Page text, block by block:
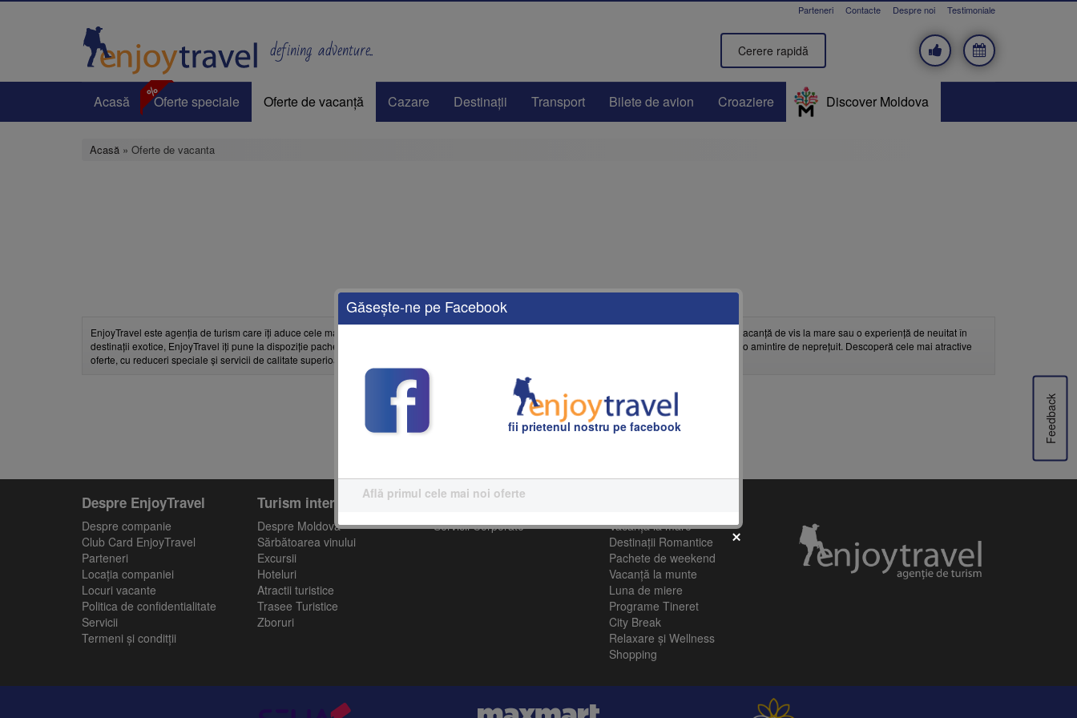
Testimoniale
Despre noi
Contacte
Parteneri
defining adventure.. Cerere rapidă
Acasă
%
Oferte speciale Oferte de vacanță Cazare Destinaţii Transport Bilete de avion Croaziere Discover Moldova
Acasă » Oferte de vacanta
EnjoyTravel este agenția de turism care îți aduce cele mai bune oferte de vacanță, adaptate nevoilor tale. Fie că îți dorești o escapadă de weekend, o vacanță de vis la mare sau o experiență de neuitat în
destinații exotice, EnjoyTravel îți pune la dispoziție pachete personalizate, cu opțiuni de transport, cazare și activități care îți vor transforma vacanța într-o amintire de neprețuit. Descoperă cele mai atractive
oferte, cu reduceri speciale și servicii de calitate superioară, toate planificate cu grijă de echipa noastră de experți în turism.
Despre EnjoyTravel
Despre companie
Club Card EnjoyTravel
Parteneri
Locaţia companiei
Locuri vacante
Politica de confidentialitate
Servicii
Termeni și conditții
Turism intern
Despre Moldova
Sărbătoarea vinului
Excursii
Hoteluri
Atractii turistice
Trasee Turistice
Zboruri
Servicii Corporative
Servicii Corporate
Vacanţă la mare
Destinații Romantice
Pachete de weekend
Vacanță la munte
Luna de miere
Programe Tineret
City Break
Relaxare și Wellness
Shopping
Feedback
Găseşte-ne pe Facebook
fii prietenul nostru pe facebook
Află primul cele mai noi oferte